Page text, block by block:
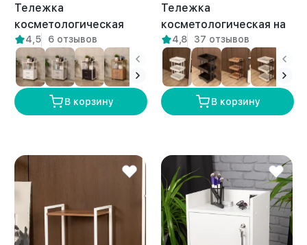
Тележка
косметологическая
Кая белый/амаретто
4,5 6 отзывов
В корзину
Тележка
косметологическая на
колесиках Ангара
белый/амаретто
4,8 37 отзывов
В корзину